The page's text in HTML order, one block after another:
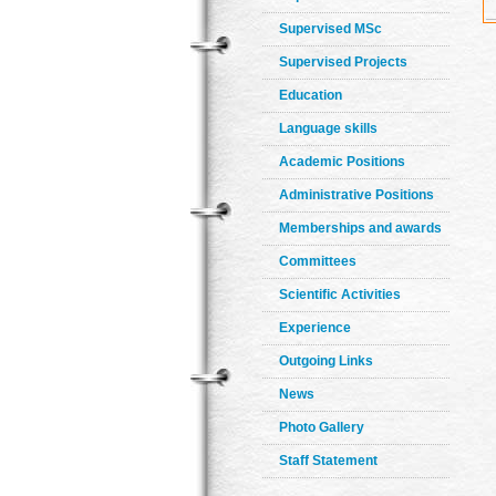
Supervised MSc
Supervised Projects
Education
Language skills
Academic Positions
Administrative Positions
Memberships and awards
Committees
Scientific Activities
Experience
Outgoing Links
News
Photo Gallery
Staff Statement